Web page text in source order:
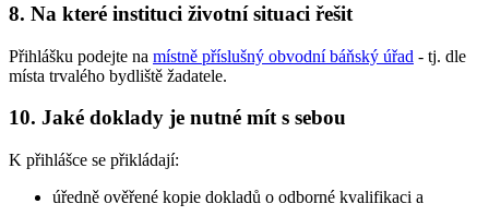
8. Na které instituci životní situaci řešit
Přihlášku podejte na místně příslušný obvodní báňský úřad - tj. dle
místa trvalého bydliště žadatele.
10. Jaké doklady je nutné mít s sebou
K přihlášce se přikládají:
úředně ověřené kopie dokladů o odborné kvalifikaci a